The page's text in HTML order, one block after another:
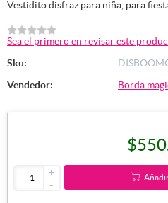
Vestidito disfraz para niña, para
Sea el primero en revisar este
Sku:
Vendedor:
Borda
+
-